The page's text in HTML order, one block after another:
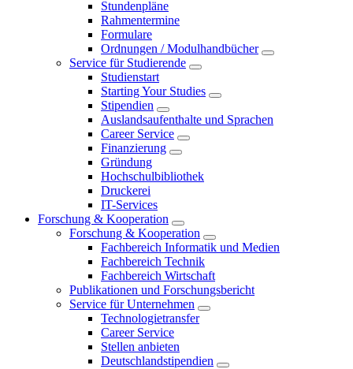
Stundenpläne
Rahmentermine
Formulare
Ordnungen / Modulhandbücher
Service für Studierende
Studienstart
Starting Your Studies
Stipendien
Auslandsaufenthalte und Sprachen
Career Service
Finanzierung
Gründung
Hochschulbibliothek
Druckerei
IT-Services
Forschung & Kooperation
Forschung & Kooperation
Fachbereich Informatik und Medien
Fachbereich Technik
Fachbereich Wirtschaft
Publikationen und Forschungsbericht
Service für Unternehmen
Technologietransfer
Career Service
Stellen anbieten
Deutschlandstipendien